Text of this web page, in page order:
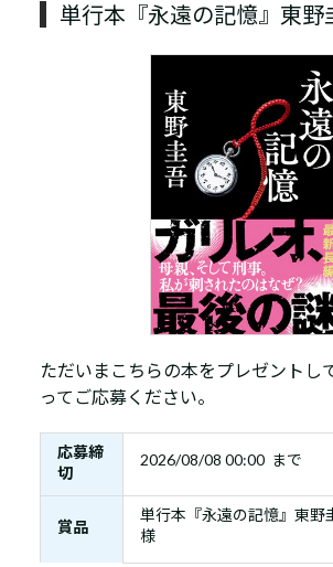
単行本『永遠の記憶』東野
ただいまこちらの本をプレゼントし
ってご応募ください。
応募締
切
2026/08/08 00:00 まで
賞品
単行本『永遠の記憶』東
様